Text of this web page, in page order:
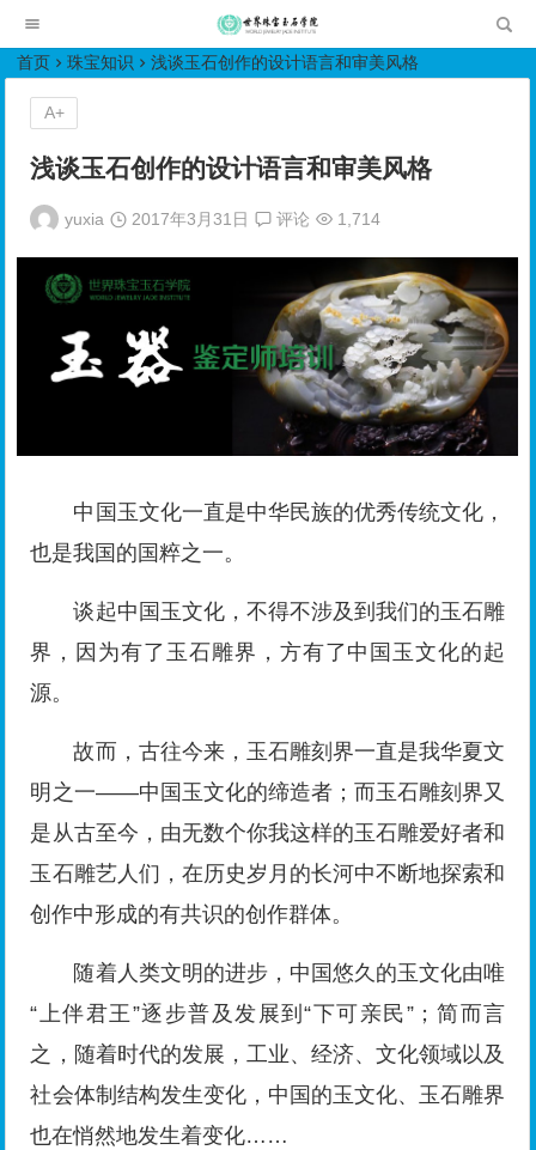
首页 珠宝知识 浅谈玉石创作的设计语言和审美风格
浅谈玉石创作的设计语言和审美风格
yuxia 2017年3月31日 评论 1,714
中国玉文化一直是中华民族的优秀传统文化，
也是我国的国粹之一。
谈起中国玉文化，不得不涉及到我们的玉石雕
界，因为有了玉石雕界，方有了中国玉文化的起
源。
故而，古往今来，玉石雕刻界一直是我华夏文
明之一——中国玉文化的缔造者；而玉石雕刻界又
是从古至今，由无数个你我这样的玉石雕爱好者和
玉石雕艺人们，在历史岁月的长河中不断地探索和
创作中形成的有共识的创作群体。
随着人类文明的进步，中国悠久的玉文化由唯
“上伴君王”逐步普及发展到“下可亲民”；简而言
之，随着时代的发展，工业、经济、文化领域以及
社会体制结构发生变化，中国的玉文化、玉石雕界
也在悄然地发生着变化……
A+